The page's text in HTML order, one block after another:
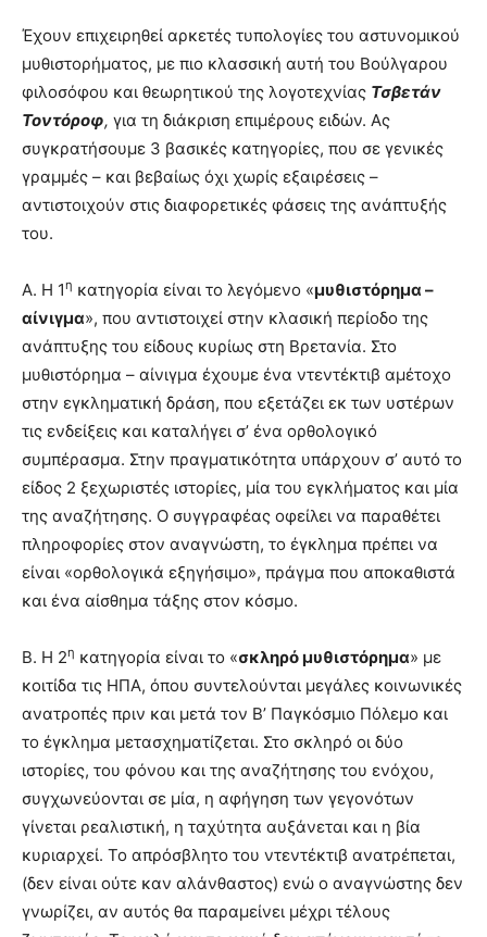
Έχουν επιχειρηθεί αρκετές τυπολογίες του αστυνομικού
μυθιστορήματος, με πιο κλασσική αυτή του Βούλγαρου
φιλοσόφου και θεωρητικού της λογοτεχνίας Τσβετάν
Τοντόροφ, για τη διάκριση επιμέρους ειδών. Ας
συγκρατήσουμε 3 βασικές κατηγορίες, που σε γενικές
γραμμές – και βεβαίως όχι χωρίς εξαιρέσεις –
αντιστοιχούν στις διαφορετικές φάσεις της ανάπτυξής
του.
Α. Η 1η κατηγορία είναι το λεγόμενο «μυθιστόρημα –
αίνιγμα», που αντιστοιχεί στην κλασική περίοδο της
ανάπτυξης του είδους κυρίως στη Βρετανία. Στο
μυθιστόρημα – αίνιγμα έχουμε ένα ντεντέκτιβ αμέτοχο
στην εγκληματική δράση, που εξετάζει εκ των υστέρων
τις ενδείξεις και καταλήγει σ’ ένα ορθολογικό
συμπέρασμα. Στην πραγματικότητα υπάρχουν σ’ αυτό το
είδος 2 ξεχωριστές ιστορίες, μία του εγκλήματος και μία
της αναζήτησης. Ο συγγραφέας οφείλει να παραθέτει
πληροφορίες στον αναγνώστη, το έγκλημα πρέπει να
είναι «ορθολογικά εξηγήσιμο», πράγμα που αποκαθιστά
και ένα αίσθημα τάξης στον κόσμο.
Β. Η 2η κατηγορία είναι το «σκληρό μυθιστόρημα» με
κοιτίδα τις ΗΠΑ, όπου συντελούνται μεγάλες κοινωνικές
ανατροπές πριν και μετά τον Β’ Παγκόσμιο Πόλεμο και
το έγκλημα μετασχηματίζεται. Στο σκληρό οι δύο
ιστορίες, του φόνου και της αναζήτησης του ενόχου,
συγχωνεύονται σε μία, η αφήγηση των γεγονότων
γίνεται ρεαλιστική, η ταχύτητα αυξάνεται και η βία
κυριαρχεί. Το απρόσβλητο του ντεντέκτιβ ανατρέπεται,
(δεν είναι ούτε καν αλάνθαστος) ενώ ο αναγνώστης δεν
γνωρίζει, αν αυτός θα παραμείνει μέχρι τέλους